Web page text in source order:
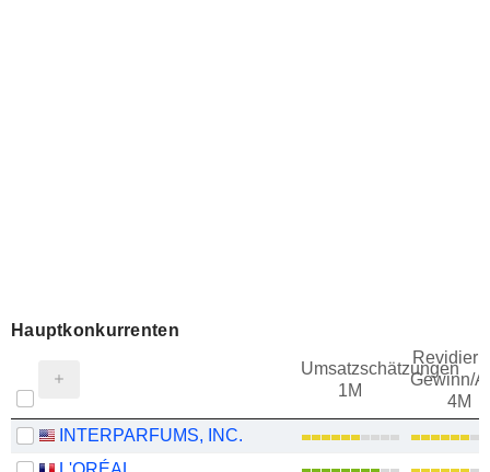
Hauptkonkurrenten
Umsatzschätzungen
1M
Gewinn/
4M
INTERPARFUMS, INC.